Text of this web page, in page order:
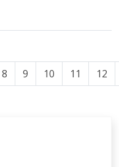
8 9 10 11 12